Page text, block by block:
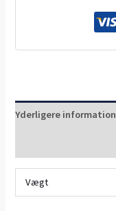
Yderligere information
Vægt